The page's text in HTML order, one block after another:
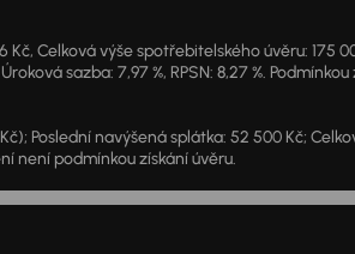
Celková výše spotřebitelského úvěru: 175
sazba: 7,97 %, RPSN: 8,27 %. Podmínkou
Poslední navýšená splátka: 52 500 Kč;
není podmínkou získání úvěru.